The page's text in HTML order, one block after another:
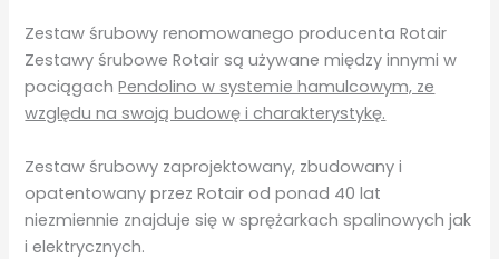
Zestaw śrubowy renomowanego producenta Rotair
Zestawy śrubowe Rotair są używane między innymi w
pociągachPendolino w systemie hamulcowym, ze
względu na swoją budowę i charakterystykę.
Zestaw śrubowy zaprojektowany, zbudowany i
opatentowany przez Rotair od ponad 40 lat
niezmiennie znajduje się w sprężarkach spalinowych jak
i elektrycznych.